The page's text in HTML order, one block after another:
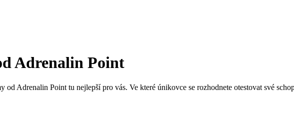
Adrenalin Point
od Adrenalin Point tu nejlepší pro vás. Ve které únikovce se rozhodnete otestovat své